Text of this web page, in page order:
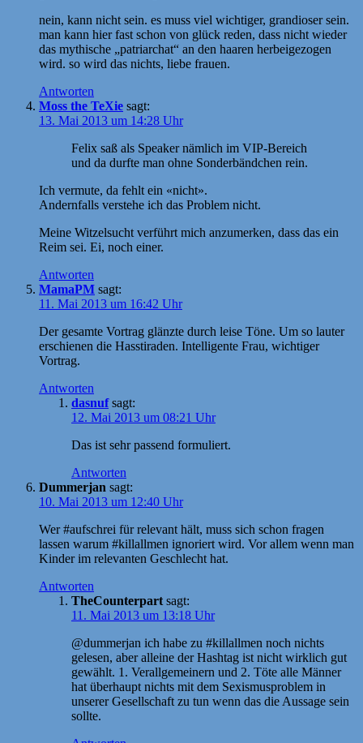
nein, kann nicht sein. es muss viel wichtiger, grandioser sein.
man kann hier fast schon von glück reden, dass nicht wieder
das mythische „patriarchat“ an den haaren herbeigezogen
wird. so wird das nichts, liebe frauen.
Antworten
Moss the TeXie sagt:
13. Mai 2013 um 14:28 Uhr
Felix saß als Speaker nämlich im VIP-Bereich
und da durfte man ohne Sonderbändchen rein.
Ich vermute, da fehlt ein «nicht».
Andernfalls verstehe ich das Problem nicht.
Meine Witzelsucht verführt mich anzumerken, dass das ein
Reim sei. Ei, noch einer.
Antworten
MamaPM sagt:
11. Mai 2013 um 16:42 Uhr
Der gesamte Vortrag glänzte durch leise Töne. Um so lauter
erschienen die Hasstiraden. Intelligente Frau, wichtiger
Vortrag.
Antworten
dasnuf sagt:
12. Mai 2013 um 08:21 Uhr
Das ist sehr passend formuliert.
Antworten
Dummerjan sagt:
10. Mai 2013 um 12:40 Uhr
Wer #aufschrei für relevant hält, muss sich schon fragen
lassen warum #killallmen ignoriert wird. Vor allem wenn man
Kinder im relevanten Geschlecht hat.
Antworten
TheCounterpart sagt:
11. Mai 2013 um 13:18 Uhr
@dummerjan ich habe zu #killallmen noch nichts
gelesen, aber alleine der Hashtag ist nicht wirklich gut
gewählt. 1. Verallgemeinern und 2. Töte alle Männer
hat überhaupt nichts mit dem Sexismusproblem in
unserer Gesellschaft zu tun wenn das die Aussage sein
sollte.